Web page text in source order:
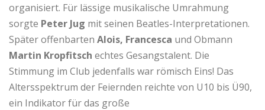
organisiert. Für lässige musikalische Umrahmung
sorgte Peter Jug mit seinen Beatles-Interpretationen.
Später offenbarten Alois, Francesca und Obmann
Martin Kropfitsch echtes Gesangstalent. Die
Stimmung im Club jedenfalls war römisch Eins! Das
Altersspektrum der Feiernden reichte von U10 bis Ü90,
ein Indikator für das große